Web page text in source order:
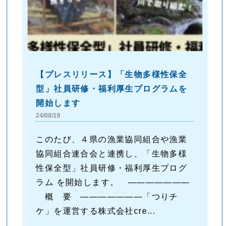
【プレスリリース】「生物多様性保全
型」社員研修・福利厚生プログラムを
開始します
24/08/19
このたび、４県の漁業協同組合や漁業
協同組合連合会と連携し、「生物多様
性保全型」社員研修・福利厚生プログ
ラム を開始します。 ―――――――
概 要 ―――――――「つりチ
ケ」を運営する株式会社cre...